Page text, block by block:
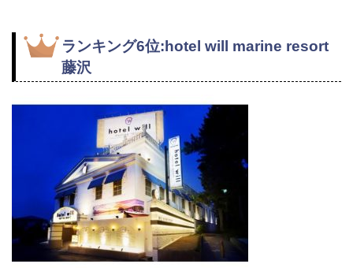
ランキング6位:hotel will marine resort
藤沢